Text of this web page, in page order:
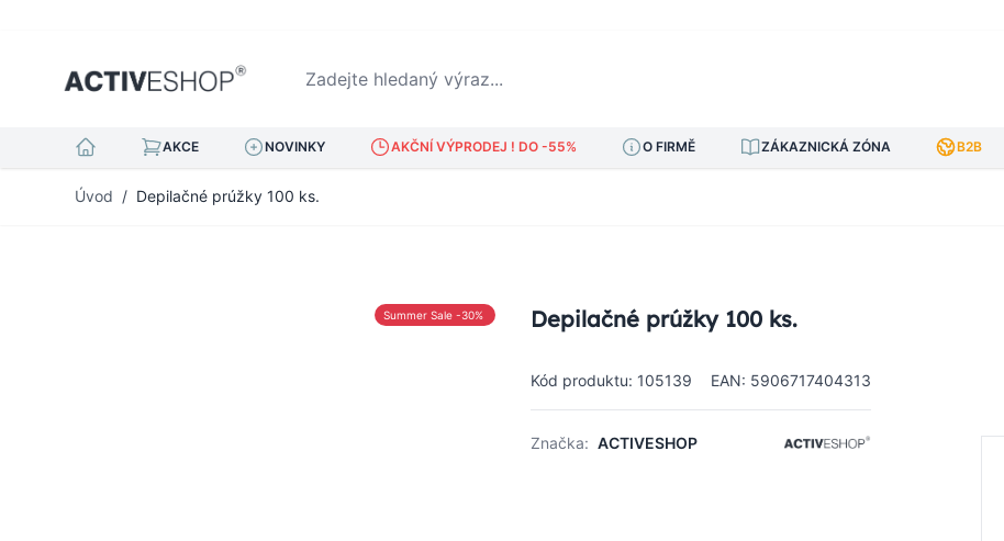
Zadejte hledaný výraz...
AKCE NOVINKY AKČNÍ VÝPRODEJ ! DO -55% O FIRMĚ ZÁKAZNICKÁ ZÓNA B2B
Úvod / Depilačné prúžky 100 ks.
Summer Sale -30% Depilačné prúžky 100 ks.
Kód produktu: 105139 EAN: 5906717404313
Značka: ACTIVESHOP